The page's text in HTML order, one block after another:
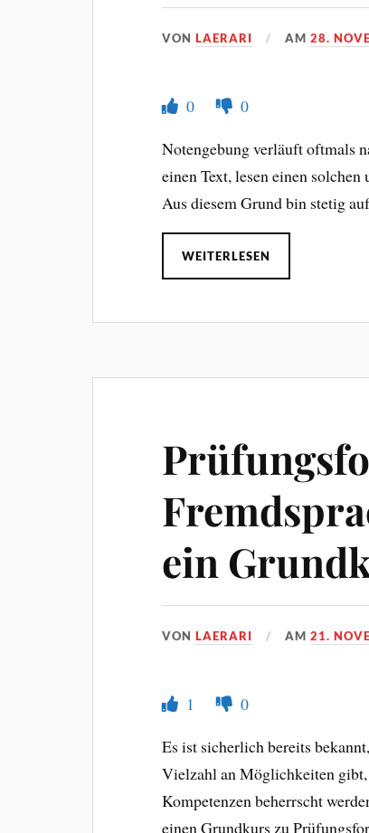
VONLAERARI AM28.
0
0
Notengebung verläuft oftmals
einen Text, lesen einen
Aus diesem Grund bin stetig
WEITERLESEN
ein
VONLAERARI AM21.
1
0
Es ist sicherlich bereits
Vielzahl an Möglichkeiten
Kompetenzen beherrscht
einen Grundkurs zu